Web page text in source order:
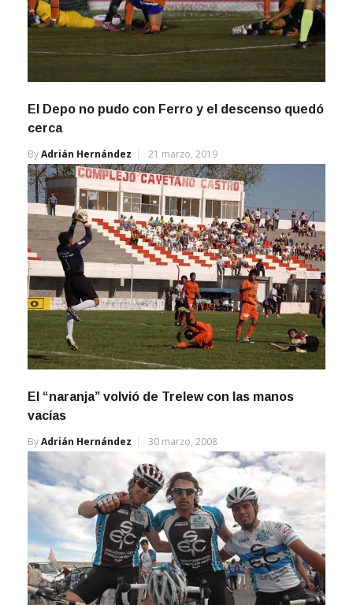
El Depo no pudo con Ferro y el descenso quedó
cerca
ByAdrián Hernández 21 marzo, 2019
El “naranja” volvió de Trelew con las manos
vacías
ByAdrián Hernández 30 marzo, 2008